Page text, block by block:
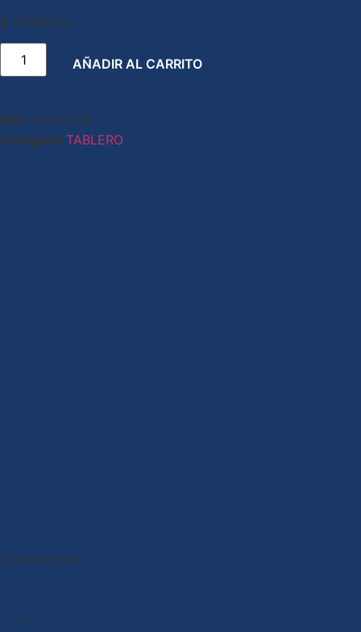
$ 43.961,44
AÑADIR AL CARRITO
SKU J102C125
Categoría TABLERO
Compartir en :